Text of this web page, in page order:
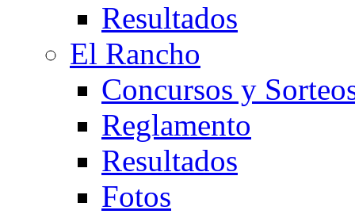
Resultados
El Rancho
Concursos y
Reglamento
Resultados
Fotos